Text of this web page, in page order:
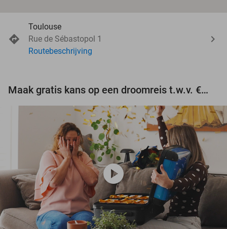
Toulouse
Rue de Sébastopol 1
Routebeschrijving
Maak gratis kans op een droomreis t.w.v. €3.000!
play_circle